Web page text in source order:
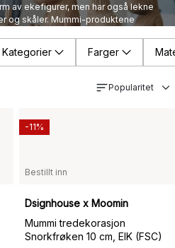
av ekefigurer, men har også lekne
og skåler. Mummi-produktene
Kategorier Farger
Popularitet
Bestillt inn
Dsignhouse x Moomin
Mummi tredekorasjon
Snorkfrøken 10 cm, EIK (FSC)
-11%